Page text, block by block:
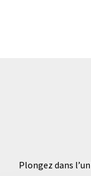
Plongez dans